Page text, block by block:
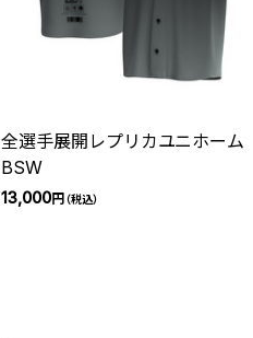
全選手展開レプリカユニホーム
BSW
13,000円（税込）